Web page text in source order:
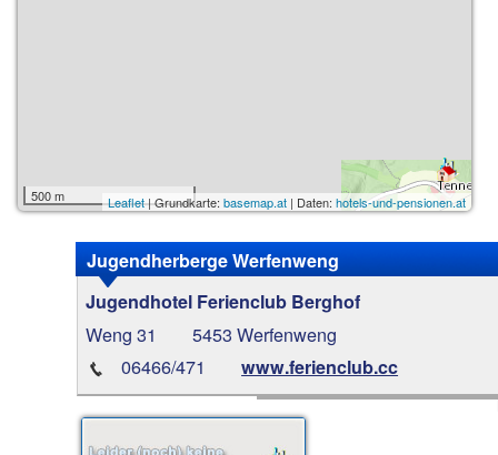
500 m Leaflet| Grundkarte: basemap.at| Daten: hotels-und-pensionen.at
Jugendherberge Werfenweng
Jugendhotel Ferienclub Berghof
Weng 31
5453 Werfenweng
06466/471
www.ferienclub.cc